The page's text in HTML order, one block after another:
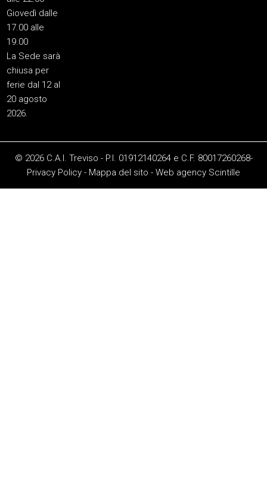
Giovedì dalle
17.00 alle
19.00
La Sede sarà
chiusa per
ferie dal 12 al
20 agosto
2026.
© 2026 C.A.I. Treviso - P.I. 01912140264 e C.F. 80017260268-
Privacy Policy - Mappa del sito - Web agency Scintille